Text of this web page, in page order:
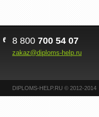
8 800 700 54 07
zakaz@diploms-help.ru
DIPLOMS-HELP.RU © 2012-